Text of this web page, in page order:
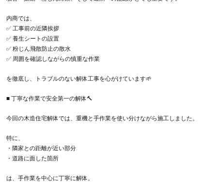
内商では、
✅ 工事前の近隣挨拶
✅ 養生シートの設置
✅ 粉じん飛散防止の散水
✅ 周囲を確認しながらの慎重な作業
を徹底し、トラブルのない解体工事を心がけています🌱
■ 丁寧な作業で安全第一の解体🔨
今回の木造住宅解体では、重機と手作業を使い分けながら施工しました。
特に、
・隣家との距離が近い部分
・道路に面した箇所
は、手作業を中心に丁寧に解体。